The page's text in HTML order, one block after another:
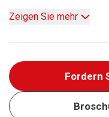
Zeigen Sie mehr
Fordern